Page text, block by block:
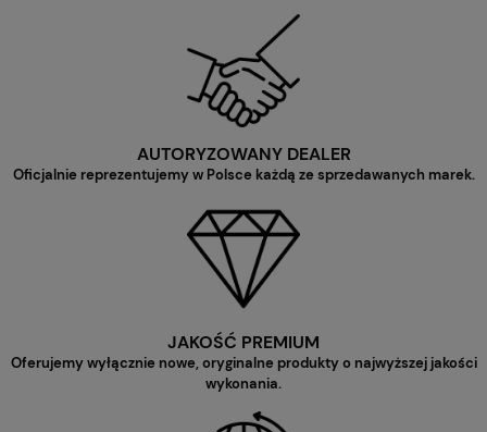
AUTORYZOWANY DEALER
Oficjalnie reprezentujemy w Polsce każdą ze sprzedawanych marek.
JAKOŚĆ PREMIUM
Oferujemy wyłącznie nowe, oryginalne produkty o najwyższej jakości
wykonania.